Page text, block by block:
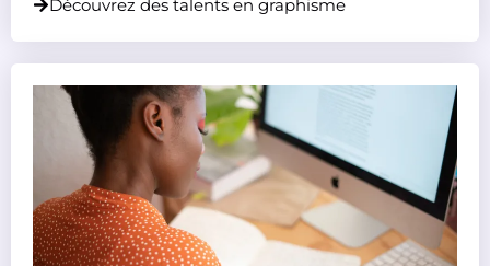
Découvrez des talents en graphisme